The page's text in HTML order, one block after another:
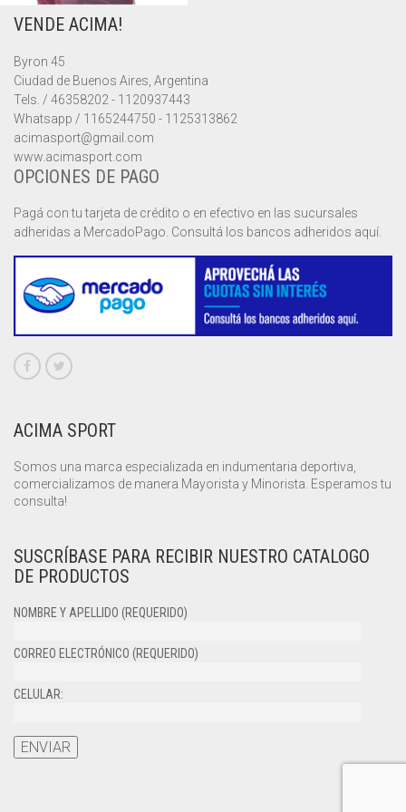
PANTALONES
REMERAS
MANGA CORTA
SIN MANGAS
SHORTS
SHORT DEPORTIVO
SHORT POLLERA
PANTALONES
REMERAS
SHORTS
CHALECOS
MUSCULOSAS
PANTALONES
SHORTS
VENDE ACIMA!
Byron 45
Ciudad de Buenos Aires, Argentina
Tels. / 46358202 - 1120937443
Whatsapp / 1165244750 - 1125313862
acimasport@gmail.com
www.acimasport.com
OPCIONES DE PAGO
Pagá con tu tarjeta de crédito o en efectivo en las sucursales
adheridas a MercadoPago. Consultá los bancos adheridos aquí.
ACIMA SPORT
Somos una marca especializada en indumentaria deportiva,
comercializamos de manera Mayorista y Minorista. Esperamos tu
consulta!
SUSCRÍBASE PARA RECIBIR NUESTRO CATALOGO
DE PRODUCTOS
NOMBRE Y APELLIDO (REQUERIDO)
CORREO ELECTRÓNICO (REQUERIDO)
CELULAR: